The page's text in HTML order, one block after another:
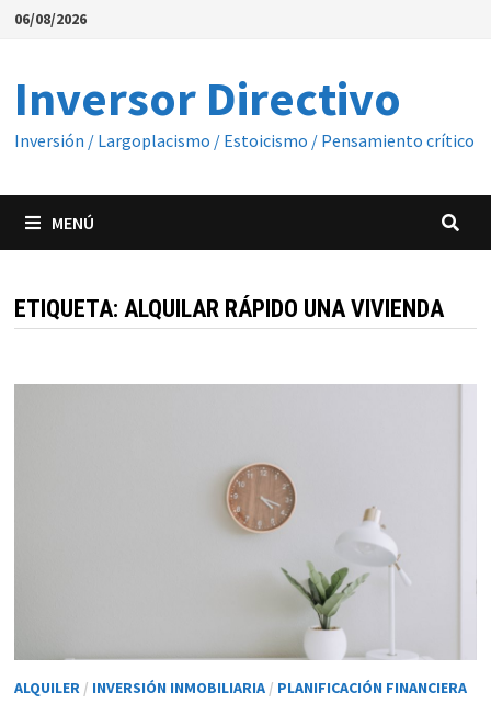
Saltar
06/08/2026
Inversor Directivo
Inversión / Largoplacismo / Estoicismo / Pensamiento crítico
MENÚ
ETIQUETA: ALQUILAR RÁPIDO UNA VIVIENDA
ALQUILER / INVERSIÓN INMOBILIARIA/ PLANIFICACIÓN FINANCIERA